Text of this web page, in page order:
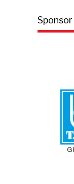
Sponsor